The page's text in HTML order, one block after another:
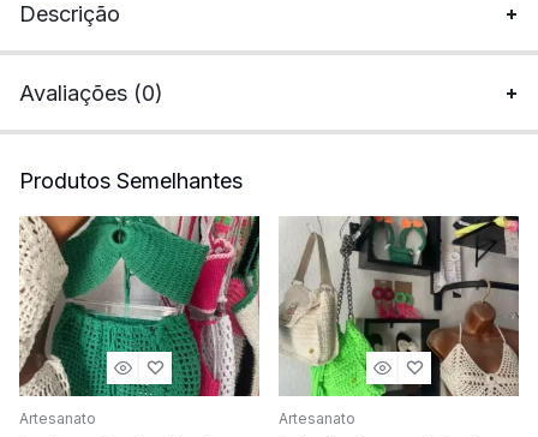
Descrição
Avaliações (0)
Produtos Semelhantes
Artesanato Artesanato